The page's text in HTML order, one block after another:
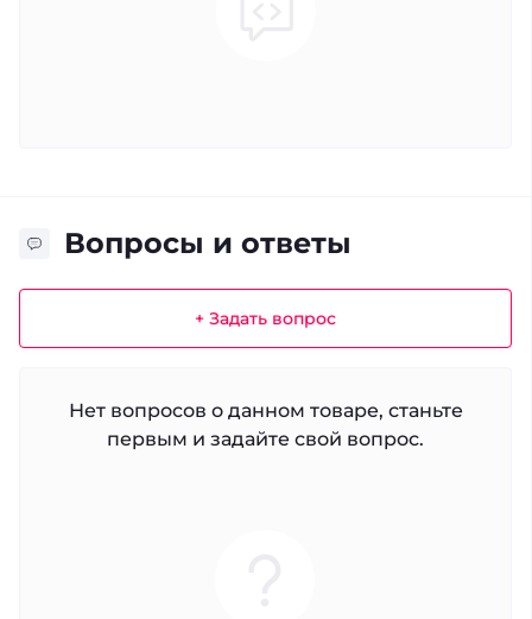
Вопросы и ответы
+ Задать вопрос
Нет вопросов о данном товаре, станьте
первым и задайте свой вопрос.